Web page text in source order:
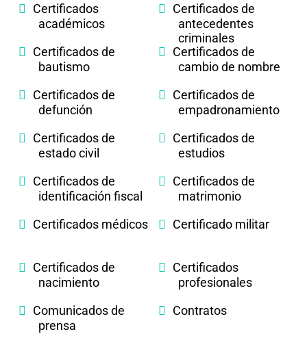
Certificados
académicos
Certificados de
antecedentes
criminales
Certificados de
bautismo
Certificados de
cambio de nombre
Certificados de
defunción
Certificados de
empadronamiento
Certificados de
estado civil
Certificados de
estudios
Certificados de
identificación fiscal
Certificados de
matrimonio
Certificados médicos
Certificado militar
Certificados de
nacimiento
Certificados
profesionales
Comunicados de
prensa
Contratos